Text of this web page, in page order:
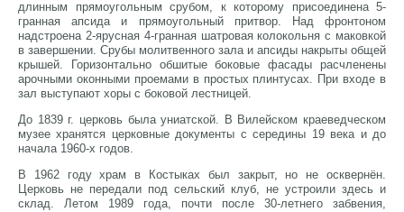
длинным прямоугольным срубом, к которому присоединена 5-
гранная апсида и прямоугольный притвор. Над фронтоном
надстроена 2-ярусная 4-гранная шатровая колокольня с маковкой
в завершении. Срубы молитвенного зала и апсиды накрыты общей
крышей. Горизонтально обшитые боковые фасады расчленены
арочными оконными проемами в простых плинтусах. При входе в
зал выступают хоры с боковой лестницей.
До 1839 г. церковь была униатской. В Вилейском краеведческом
музее хранятся церковные документы с середины 19 века и до
начала 1960-х годов.
В 1962 году храм в Костыках был закрыт, но не осквернён.
Церковь не передали под сельский клуб, не устроили здесь и
склад. Летом 1989 года, почти после 30-летнего забвения,